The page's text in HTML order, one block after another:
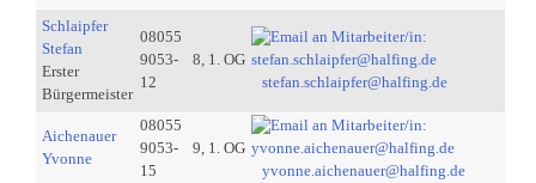
Schlaipfer
Stefan
Erster
Bürgermeister
08055
9053-
12
8, 1. OG
stefan.schlaipfer@halfing.de
Aichenauer
Yvonne
08055
9053-
15
9, 1. OG
yvonne.aichenauer@halfing.de